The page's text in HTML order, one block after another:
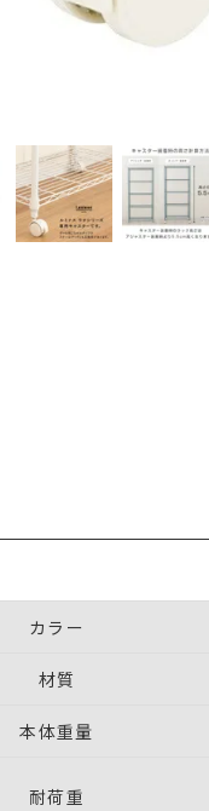
カラー
材質
本体重量
耐荷重